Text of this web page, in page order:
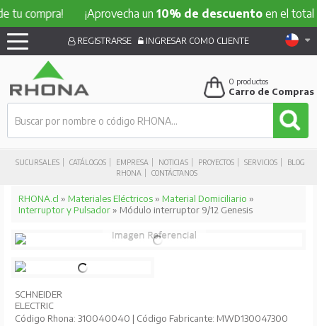
¡Aprovecha un10% de descuentoen el total de tu
SUCURSALES CATÁLOGOS EMPRESA NOTICIAS PROYECTOS SERVICIOS
BLOG
RHONA
CONTÁCTANOS
REGISTRARSE INGRESAR COMO CLIENTE
0 productos
Carro de Compras
RHONA.cl » Materiales Eléctricos» Material Domiciliario »
Interruptor y Pulsador» Módulo interruptor 9/12 Genesis
SCHNEIDER
ELECTRIC
Código Rhona: 310040040 | Código Fabricante: MWD130047300